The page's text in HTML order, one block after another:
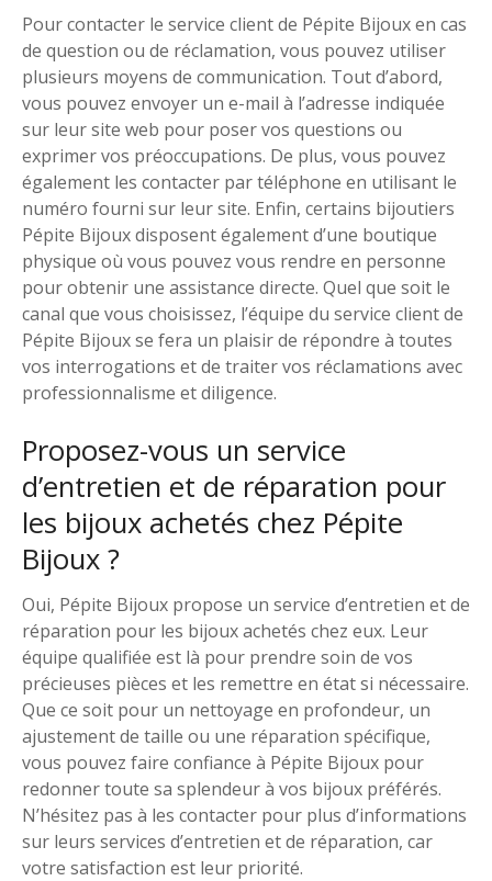
Pour contacter le service client de Pépite Bijoux en cas
de question ou de réclamation, vous pouvez utiliser
plusieurs moyens de communication. Tout d’abord,
vous pouvez envoyer un e-mail à l’adresse indiquée
sur leur site web pour poser vos questions ou
exprimer vos préoccupations. De plus, vous pouvez
également les contacter par téléphone en utilisant le
numéro fourni sur leur site. Enfin, certains bijoutiers
Pépite Bijoux disposent également d’une boutique
physique où vous pouvez vous rendre en personne
pour obtenir une assistance directe. Quel que soit le
canal que vous choisissez, l’équipe du service client de
Pépite Bijoux se fera un plaisir de répondre à toutes
vos interrogations et de traiter vos réclamations avec
professionnalisme et diligence.
Proposez-vous un service
d’entretien et de réparation pour
les bijoux achetés chez Pépite
Bijoux ?
Oui, Pépite Bijoux propose un service d’entretien et de
réparation pour les bijoux achetés chez eux. Leur
équipe qualifiée est là pour prendre soin de vos
précieuses pièces et les remettre en état si nécessaire.
Que ce soit pour un nettoyage en profondeur, un
ajustement de taille ou une réparation spécifique,
vous pouvez faire confiance à Pépite Bijoux pour
redonner toute sa splendeur à vos bijoux préférés.
N’hésitez pas à les contacter pour plus d’informations
sur leurs services d’entretien et de réparation, car
votre satisfaction est leur priorité.